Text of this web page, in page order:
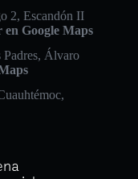
2, Escandón II
en Google Maps
Álvaro